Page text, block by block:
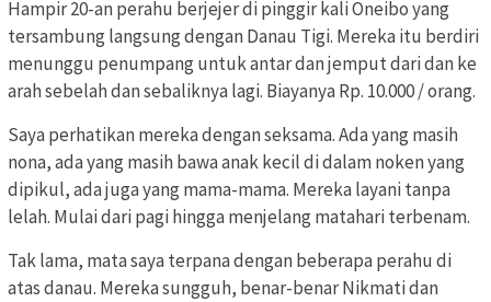
Hampir 20-an perahu berjejer di pinggir kali Oneibo yang
tersambung langsung dengan Danau Tigi. Mereka itu berdiri
menunggu penumpang untuk antar dan jemput dari dan ke
arah sebelah dan sebaliknya lagi. Biayanya Rp. 10.000 / orang.
Saya perhatikan mereka dengan seksama. Ada yang masih
nona, ada yang masih bawa anak kecil di dalam noken yang
dipikul, ada juga yang mama-mama. Mereka layani tanpa
lelah. Mulai dari pagi hingga menjelang matahari terbenam.
Tak lama, mata saya terpana dengan beberapa perahu di
atas danau. Mereka sungguh, benar-benar Nikmati dan